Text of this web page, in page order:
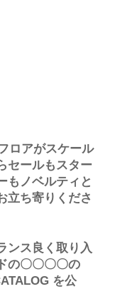
ロアがスケール
セールもスター
もノベルティと
立ち寄りくださ
ンス良く取り入
の〇〇〇〇の
を公